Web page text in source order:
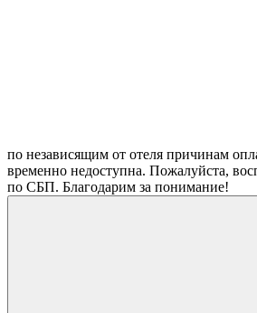
по независящим от отеля причинам
временно недоступна. Пожалуйста,
по СБП. Благодарим за понимание!